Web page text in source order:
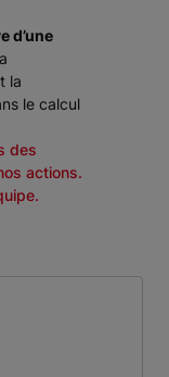
d’une
la
le calcul
des
actions.